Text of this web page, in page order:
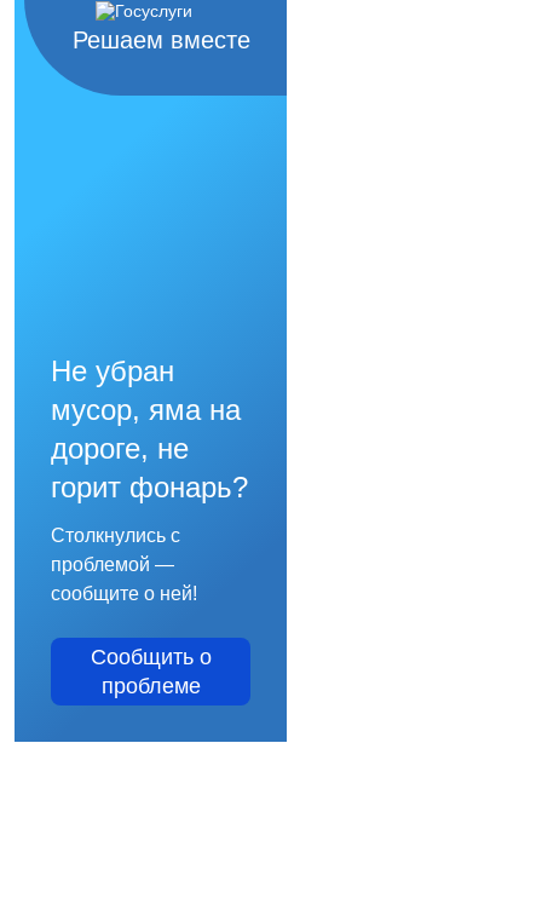
Решаем вместе
Не убран
мусор, яма на
дороге, не
горит фонарь?
Столкнулись с
проблемой —
сообщите о ней!
Сообщить о
проблеме